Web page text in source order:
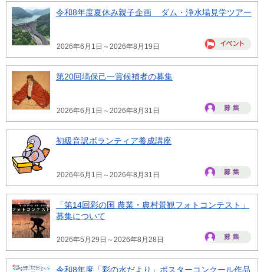
令和8年度夏休み親子企画 ダム・浄水場見学ツアー
2026年6月1日～2026年8月19日
第20回塙保己一賞候補者の募集
2026年6月1日～2026年8月31日
初級音訳ボランティア養成講座
2026年6月1日～2026年8月31日
「第14回彩の国 農業・農村景観フォトコンテスト」
募集について
2026年5月29日～2026年8月28日
令和8年度「彩の水だより」ポスターコンクール作品